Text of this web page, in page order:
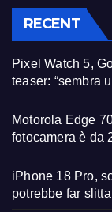
RECENT
Pixel Watch 5,
teaser: “sembra
Motorola Edge
fotocamera è da
iPhone 18 Pro,
potrebbe far